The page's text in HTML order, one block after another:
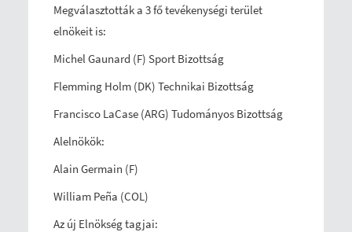
Megválasztották a 3 fő tevékenységi terület
elnökeit is:
Michel Gaunard (F) Sport Bizottság
Flemming Holm (DK) Technikai Bizottság
Francisco LaCase (ARG) Tudományos Bizottság
Alelnökök:
Alain Germain (F)
William Peña (COL)
Az új Elnökség tagjai: